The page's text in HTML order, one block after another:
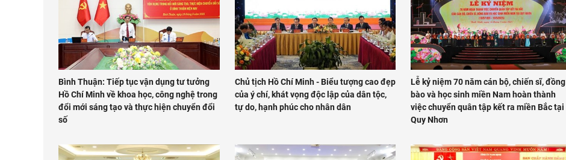
Bình Thuận: Tiếp tục vận dụng tư tưởng
Hồ Chí Minh về khoa học, công nghệ trong
đổi mới sáng tạo và thực hiện chuyển đổi
số
Chủ tịch Hồ Chí Minh - Biểu tượng cao đẹp
của ý chí, khát vọng độc lập của dân tộc,
tự do, hạnh phúc cho nhân dân
Lễ kỷ niệm 70 năm cán bộ, chiến sĩ, đồng
bào và học sinh miền Nam hoàn thành
việc chuyển quân tập kết ra miền Bắc tại
Quy Nhơn